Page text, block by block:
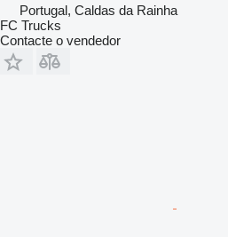
Portugal, Caldas da Rainha
FC Trucks
Contacte o vendedor